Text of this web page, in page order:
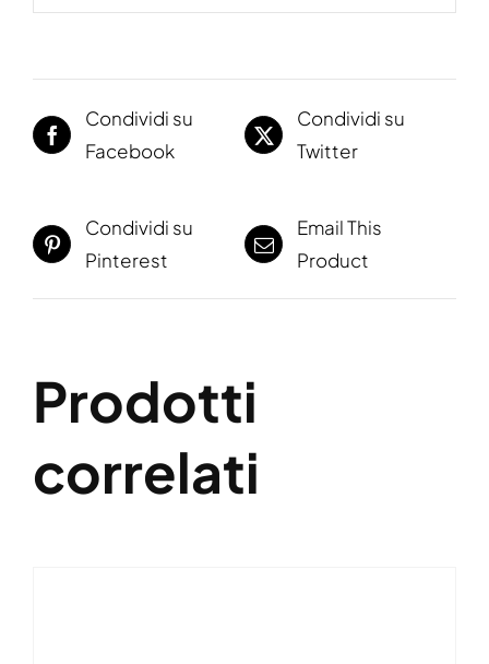
Condividi su
Facebook
Condividi su
Twitter
Condividi su
Pinterest
Email This
Product
Prodotti
correlati